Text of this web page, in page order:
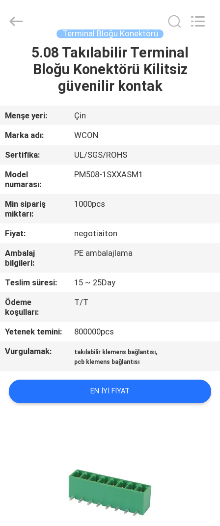
HAKKIMIZDA
FABRIKA
TURU
KALITE
KONTROL
BIZIMLE
ILETIŞIME
ISTEĞI
SITE
HARITASI
Terminal Bloğu Konektörü
5.08 Takılabilir Terminal
Bloğu Konektörü Kilitsiz
güvenilir kontak
Menşe yeri:
Çin
Marka adı:
WCON
Sertifika:
UL/SGS/ROHS
Model
numarası:
PM508-1SXXASM1
Min sipariş
miktarı:
1000pcs
Fiyat:
negotiaiton
Ambalaj
bilgileri:
PE ambalajlama
Teslim süresi:
15 ~ 25Day
Ödeme
koşulları:
T/T
Yetenek temini:
800000pcs
Vurgulamak:
takılabilir klemens bağlantısı,
pcb klemens bağlantısı
EN IYI FIYAT